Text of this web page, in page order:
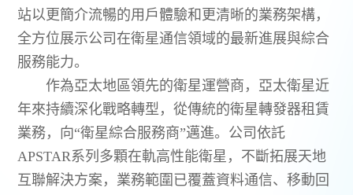
站以更簡介流暢的用戶體驗和更清晰的業務架構，
全方位展示公司在衛星通信領域的最新進展與綜合
服務能力。
作為亞太地區領先的衛星運營商，亞太衛星近
年來持續深化戰略轉型，從傳統的衛星轉發器租賃
業務，向“衛星綜合服務商”邁進。公司依託
APSTAR系列多顆在軌高性能衛星，不斷拓展天地
互聯解決方案，業務範圍已覆蓋資料通信、移動回